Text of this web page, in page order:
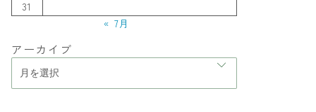
31
« 7月
アーカイブ